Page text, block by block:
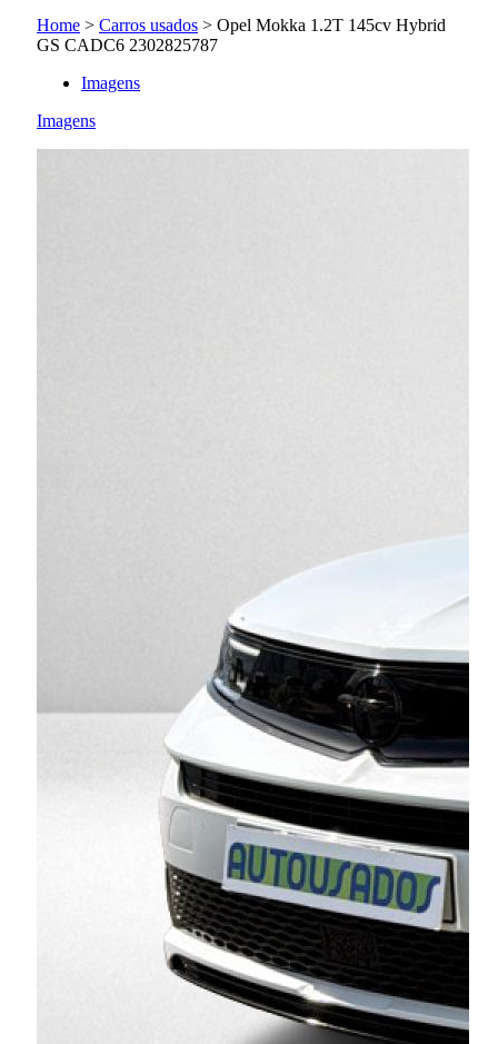
Home > Carros usados > Opel Mokka 1.2T 145cv Hybrid
GS CADC6 2302825787
Imagens
Imagens